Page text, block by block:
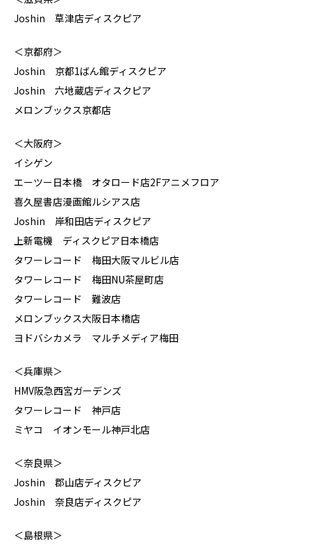
Joshin 草津店ディスクピア
＜京都府＞
Joshin 京都1ばん館ディスクピア
Joshin 六地蔵店ディスクピア
メロンブックス京都店
＜大阪府＞
イシゲン
エーツー日本橋 オタロード店2Fアニメフロア
喜久屋書店漫画館ルシアス店
Joshin 岸和田店ディスクピア
上新電機 ディスクピア日本橋店
タワーレコード 梅田大阪マルビル店
タワーレコード 梅田NU茶屋町店
タワーレコード 難波店
メロンブックス大阪日本橋店
ヨドバシカメラ マルチメディア梅田
＜兵庫県＞
HMV阪急西宮ガーデンズ
タワーレコード 神戸店
ミヤコ イオンモール神戸北店
＜奈良県＞
Joshin 郡山店ディスクピア
Joshin 奈良店ディスクピア
＜島根県＞